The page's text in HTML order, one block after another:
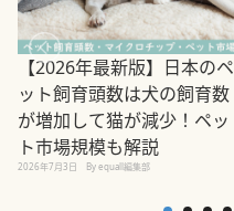
【2026年最新版】日本のペ
ット飼育頭数は犬の飼育数
が増加して猫が減少！ペッ
ト市場規模も解説
2026年7月3日 By equall編集部